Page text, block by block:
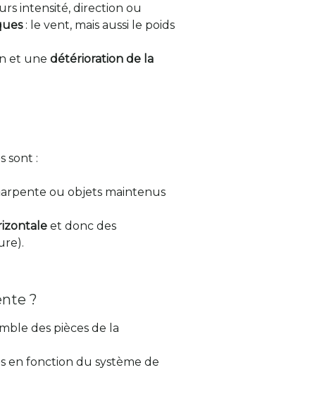
intensité, direction ou
: le vent, mais aussi le poids
et une détérioration de la
sont :
ou objets maintenus
et donc des
?
des pièces de la
en fonction du système de